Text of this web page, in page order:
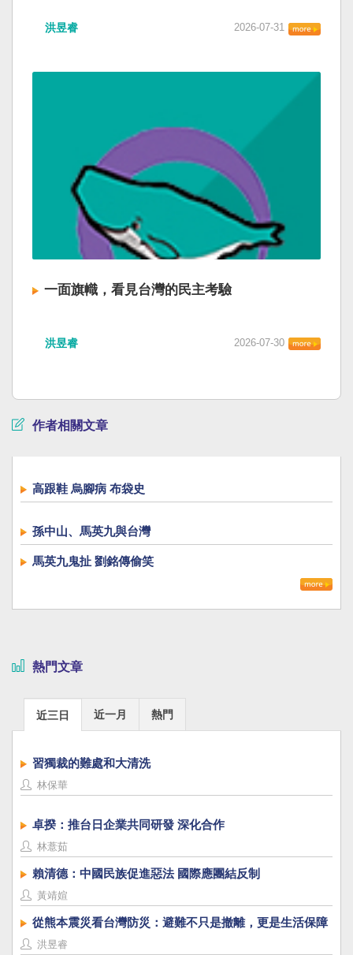
洪昱睿 2026-07-31
一面旗幟，看見台灣的民主考驗
洪昱睿 2026-07-30
作者相關文章
高跟鞋 烏腳病 布袋史
孫中山、馬英九與台灣
馬英九鬼扯 劉銘傳偷笑
熱門文章
近三日 近一月 熱門
習獨裁的難處和大清洗
林保華
卓揆：推台日企業共同研發 深化合作
林薏茹
賴清德：中國民族促進惡法 國際應團結反制
黃靖媗
從熊本震災看台灣防災：避難不只是撤離，更是生活保障
洪昱睿